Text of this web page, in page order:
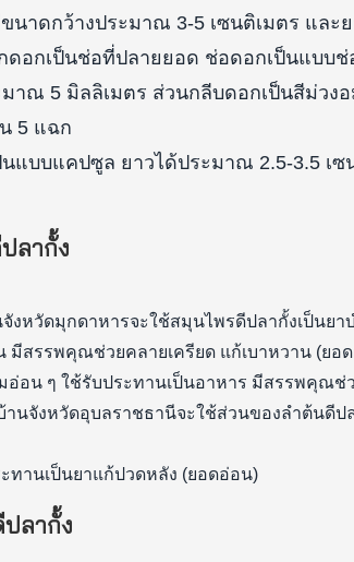
นาดกว้างประมาณ 3-5 เซนติเมตร แล
ดอกเป็นช่อที่ปลายยอด ช่อดอกเป็นแบบ
มาณ 5 มิลลิเมตร ส่วนกลีบดอกเป็นสีม่ว
5 แฉก
นแบบแคปซูล ยาวได้ประมาณ 2.5-3.5 เ
ลากั้ง
งหวัดมุกดาหารจะใช้สมุนไพรดีปลากั้งเป็นยา
มีสรรพคุณช่วยคลายเครียด แก้เบาหวาน (ยอ
อน ๆ ใช้รับประทานเป็นอาหาร มีสรรพคุณช่
นจังหวัดอุบลราชธานีจะใช้ส่วนของลำต้นดี
ทานเป็นยาแก้ปวดหลัง (ยอดอ่อน)
ลากั้ง